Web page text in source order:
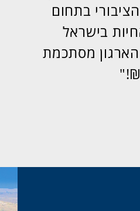
בתחום
בישראל
מסתכמת